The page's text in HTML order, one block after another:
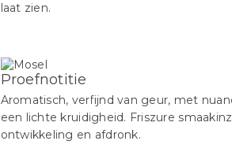
laat zien.
Proefnotitie
Aromatisch, verfijnd van geur, met
een lichte kruidigheid. Friszure
ontwikkeling en afdronk.